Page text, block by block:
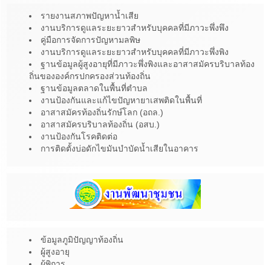
รายงานสภาพปัญหาน้ำเสีย
งานบริการดูแลระยะยาวสำหรับบุคคลที่มีภาวะพึ่งพึง
คู่มือการจัดการปัญหามลพิษ
งานบริการดูแลระยะยาวสำหรับบุคคลที่มีภาวะพึ่งพิง
ฐานข้อมูลผู้สูงอายุที่มีภาวะพึ่งพิงและอาสาสมัครบริบาลท้อง
ถิ่นขององค์กรปกครองส่วนท้องถิ่น
ฐานข้อมูลตลาดในพื้นที่ตำบล
งานป้องกันและแก้ไขปัญหายาเสพติดในพื้นที่
อาสาสมัครท้องถิ่นรักษ์โลก (อถล.)
อาสาสมัครบริบาลท้องถิ่น (อสบ.)
งานป้องกันโรคติดต่อ
การติดตั้งบ่อดักไขมันบำบัดน้ำเสียในอาคาร
ข้อมูลภูมิปัญญาท้องถิ่น
ผู้สูงอายุ